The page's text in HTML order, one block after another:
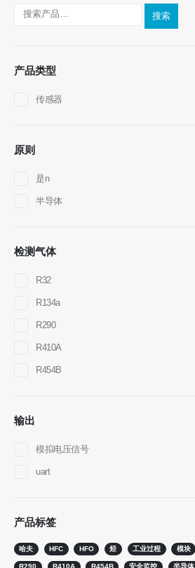
搜索
产品类型
传感器
原则
是n
半导体
检测气体
R32
R134a
R290
R410A
R454B
输出
模拟电压信号
uart
产品标签
哈夫 HFC HFO 烃 工业过程 模块
WhatsApp
热产品
R290传感器
R32传感器
冷链制冷剂监测
数据中心冷却系统监视